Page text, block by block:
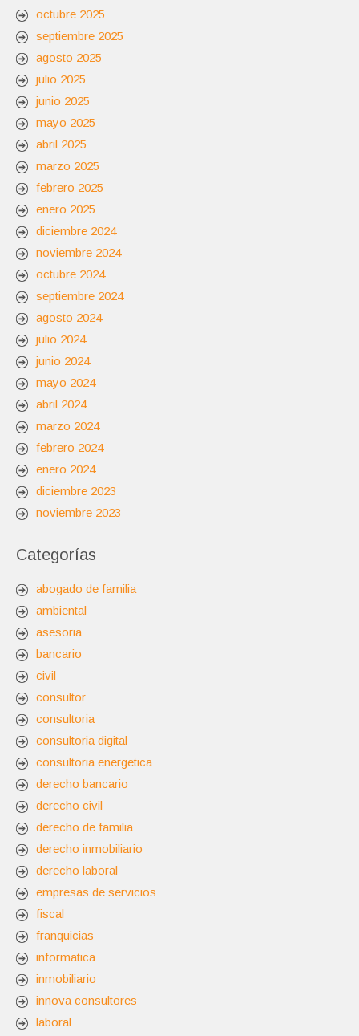
octubre 2025
septiembre 2025
agosto 2025
julio 2025
junio 2025
mayo 2025
abril 2025
marzo 2025
febrero 2025
enero 2025
diciembre 2024
noviembre 2024
octubre 2024
septiembre 2024
agosto 2024
julio 2024
junio 2024
mayo 2024
abril 2024
marzo 2024
febrero 2024
enero 2024
diciembre 2023
noviembre 2023
Categorías
abogado de familia
ambiental
asesoria
bancario
civil
consultor
consultoria
consultoria digital
consultoria energetica
derecho bancario
derecho civil
derecho de familia
derecho inmobiliario
derecho laboral
empresas de servicios
fiscal
franquicias
informatica
inmobiliario
innova consultores
laboral